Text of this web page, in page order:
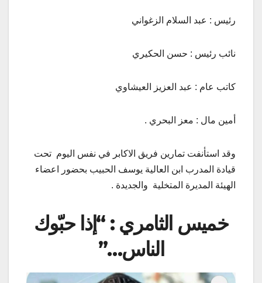
رئيس : عبد السلام الزغواني
نائب رئيس : حسن الحكيري
كاتب عام : عبد العزيز العيشاوي
أمين مال : معز البحري .
وقد استأنفت تمارين فريق الاكابر في نفس اليوم تحت
قيادة المدرب ابن العالية يوسف الحبيب بحضور اعضاء
الهيئة المديرة المتخلية والجديدة .
خميس الثامري : “إذا حبّوك
الناس…”